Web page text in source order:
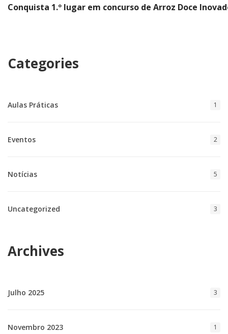
Conquista 1.º lugar em concurso de Arroz Doce
Categories
Aulas Práticas 1
Eventos 2
Notícias 5
Uncategorized 3
Archives
Julho 2025 3
Novembro 2023 1